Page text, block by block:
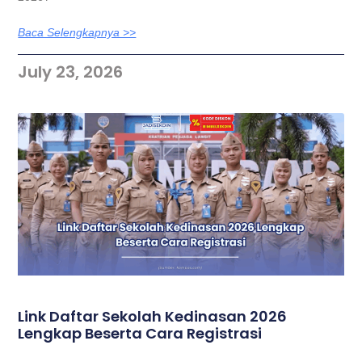
Baca Selengkapnya >>
July 23, 2026
Link Daftar Sekolah Kedinasan 2026
Lengkap Beserta Cara Registrasi